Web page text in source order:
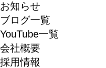
お知らせ
ブログ一覧
YouTube一覧
会社概要
採用情報